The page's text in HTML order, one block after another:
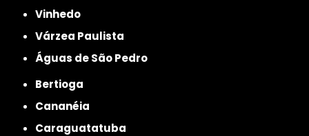
Vinhedo
Várzea Paulista
Águas de São Pedro
Bertioga
Cananéia
Caraguatatuba